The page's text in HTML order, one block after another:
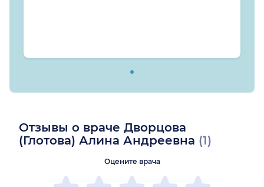
Отзывы о враче Дворцова
(Глотова) Алина Андреевна (1)
Оцените врача